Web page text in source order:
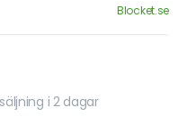
Blocket.se
i 2 dagar